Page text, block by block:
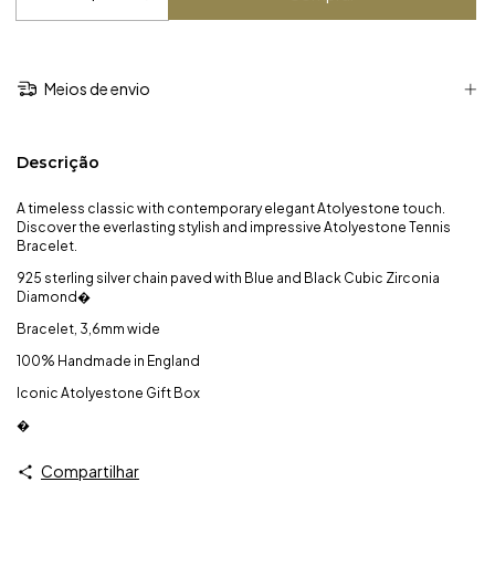
Meios de envio
Descrição
A timeless classic with contemporary elegant Atolyestone touch.
Discover the everlasting stylish and impressive Atolyestone Tennis
Bracelet.
925 sterling silver chain paved with Blue and Black Cubic Zirconia
Diamond�
Bracelet, 3,6mm wide
100% Handmade in England
Iconic Atolyestone Gift Box
�
Compartilhar